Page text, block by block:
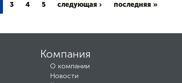
3 4 5 следующая › последняя »
Компания
О компании
Новости